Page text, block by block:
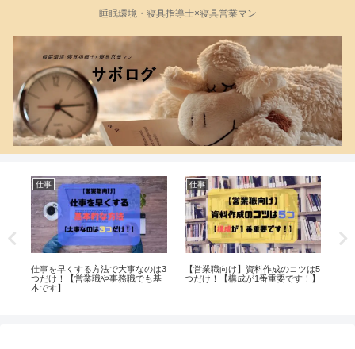
睡眠環境・寝具指導士×寝具営業マン
仕事
仕事を早くする方法で大事なのは3
つだけ！【営業職や事務職でも基
本です】
仕事
【営業職向け】資料作成のコツは5
つだけ！【構成が1番重要です！】